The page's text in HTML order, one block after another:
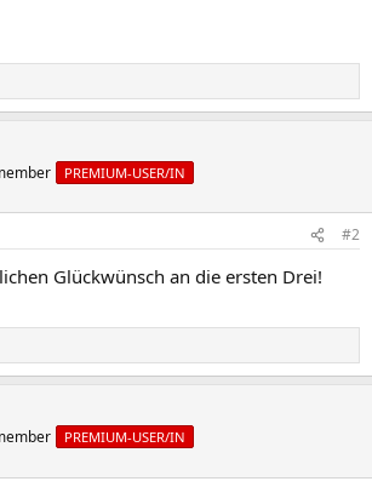
PREMIUM-USER/IN
#2
Glückwünsch an die ersten Drei!
PREMIUM-USER/IN